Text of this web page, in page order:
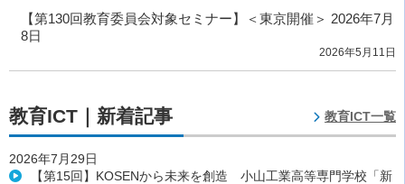
【第130回教育委員会対象セミナー】＜東京開催＞ 2026年7月
8日
2026年5月11日
教育ICT｜新着記事 教育ICT一覧
2026年7月29日
【第15回】KOSENから未来を創造 小山工業高等専門学校「新